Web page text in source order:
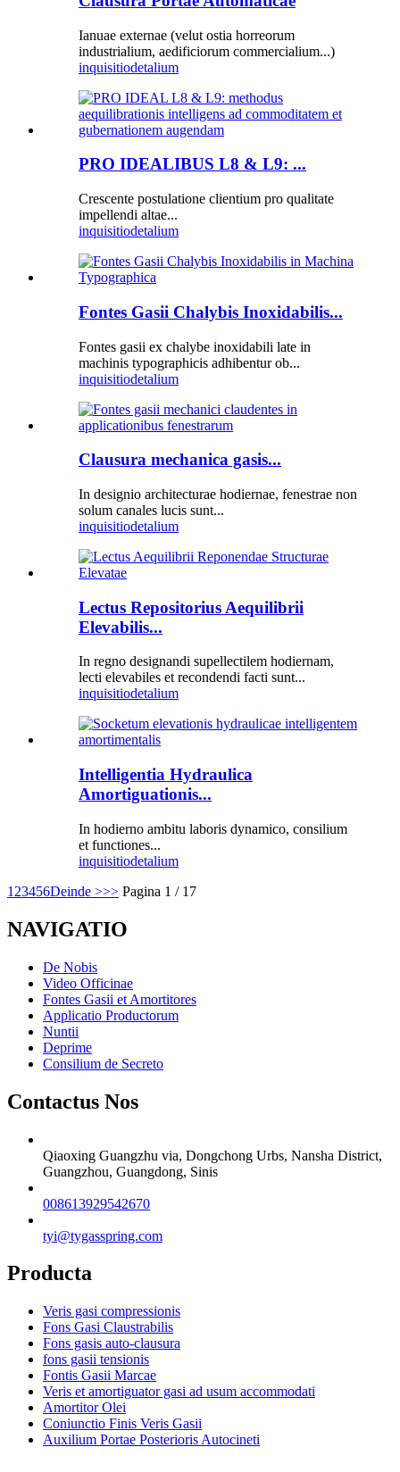
Ianuae externae (velut ostia horreorum
industrialium, aedificiorum commercialium...)
inquisitiodetalium
PRO IDEALIBUS L8 & L9: ...
Crescente postulatione clientium pro qualitate
impellendi altae...
inquisitiodetalium
Fontes Gasii Chalybis Inoxidabilis...
Fontes gasii ex chalybe inoxidabili late in
machinis typographicis adhibentur ob...
inquisitiodetalium
Clausura mechanica gasis...
In designio architecturae hodiernae, fenestrae non
solum canales lucis sunt...
inquisitiodetalium
Lectus Repositorius Aequilibrii
Elevabilis...
In regno designandi supellectilem hodiernam,
lecti elevabiles et recondendi facti sunt...
inquisitiodetalium
Intelligentia Hydraulica
Amortiguationis...
In hodierno ambitu laboris dynamico, consilium
et functiones...
inquisitiodetalium
1 23456Deinde >>> Pagina 1 / 17
NAVIGATIO
De Nobis
Video Officinae
Fontes Gasii et Amortitores
Applicatio Productorum
Nuntii
Deprime
Consilium de Secreto
Contactus Nos
Qiaoxing Guangzhu via, Dongchong Urbs, Nansha District,
Guangzhou, Guangdong, Sinis
008613929542670
tyi@tygasspring.com
Producta
Veris gasi compressionis
Fons Gasi Claustrabilis
Fons gasis auto-clausura
fons gasii tensionis
Fontis Gasii Marcae
Veris et amortiguator gasi ad usum accommodati
Amortitor Olei
Coniunctio Finis Veris Gasii
Auxilium Portae Posterioris Autocineti